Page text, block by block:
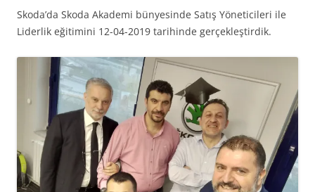
Skoda’da Skoda Akademi bünyesinde Satış Yöneticileri ile
Liderlik eğitimini 12-04-2019 tarihinde gerçekleştirdik.